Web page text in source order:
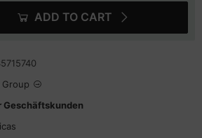
ADD TO CART
Geschäftskunden